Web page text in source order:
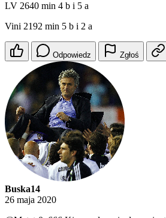
LV 2640 min 4 b i 5 a
Vini 2192 min 5 b i 2 a
Odpowiedz Zgłoś
Buska14
26 maja 2020